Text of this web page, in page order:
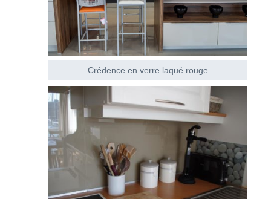
Crédence en verre laqué rouge